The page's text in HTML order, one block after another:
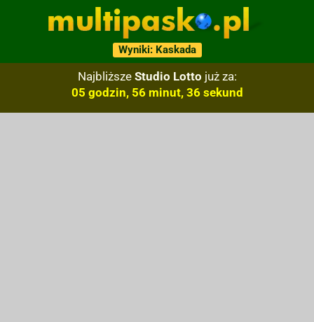
Wyniki: Kaskada
Najbliższe Studio Lotto już za:
05 godzin, 56 minut, 35 sekund